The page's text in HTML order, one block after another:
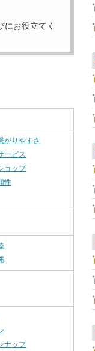
にお役立てく
がりやすさ
ービス
ョップ
性
ナップ